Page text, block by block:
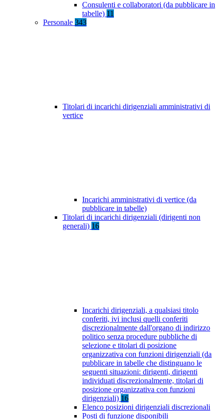
Consulenti e collaboratori (da pubblicare in
tabelle) 11
Personale 343
Titolari di incarichi dirigenziali amministrativi di
vertice
Incarichi amministrativi di vertice (da
pubblicare in tabelle)
Titolari di incarichi dirigenziali (dirigenti non
generali) 16
Incarichi dirigenziali, a qualsiasi titolo
conferiti, ivi inclusi quelli conferiti
discrezionalmente dall'organo di indirizzo
politico senza procedure pubbliche di
selezione e titolari di posizione
organizzativa con funzioni dirigenziali (da
pubblicare in tabelle che distinguano le
seguenti situazioni: dirigenti, dirigenti
individuati discrezionalmente, titolari di
posizione organizzativa con funzioni
dirigenziali) 16
Elenco posizioni dirigenziali discrezionali
Posti di funzione disponibili